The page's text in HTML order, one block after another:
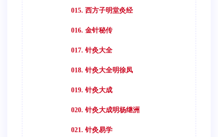
015. 西方子明堂灸经
016. 金针秘传
017. 针灸大全
018. 针灸大全明徐凤
019. 针灸大成
020. 针灸大成明杨继洲
021. 针灸易学